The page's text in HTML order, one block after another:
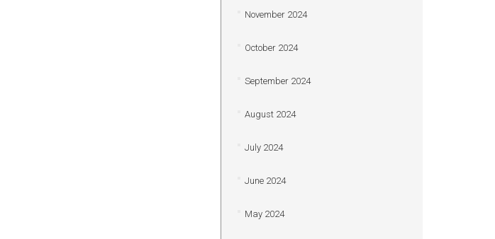
November 2024
October 2024
September 2024
August 2024
July 2024
June 2024
May 2024